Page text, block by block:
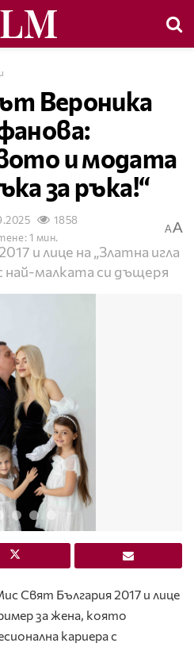
Вероника
и модата
за ръка!“
1858
1 мин.
AA
и лице на „Златна игла
най-малката си дъщеря
Свят България 2017 и лице
за жена, която
кариера с